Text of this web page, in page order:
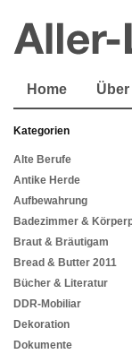
Home
Kategorien
Alte Berufe
Antike Herde
Aufbewahrung
Badezimmer &
Braut & Bräutigam
Bread & Butter 2011
Bücher & Literatur
DDR-Mobiliar
Dekoration
Dokumente